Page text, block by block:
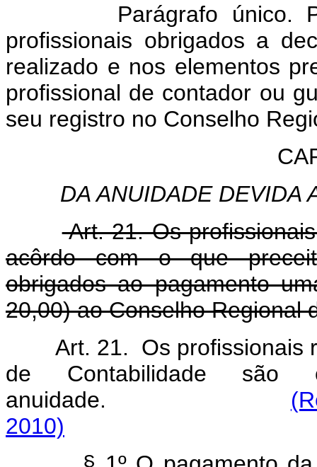
Parágrafo único.
profissionais obrigados a
realizado e nos elementos
profissional de contador ou
seu registro no Conselho
DA ANUIDADE DEVIDA
Art. 21. Os
acôrdo com o que
obrigados ao pagamento
20,00) ao Conselho Regional
Art. 21. Os profissionais
de Contabilidade são
anuidade.
2010)